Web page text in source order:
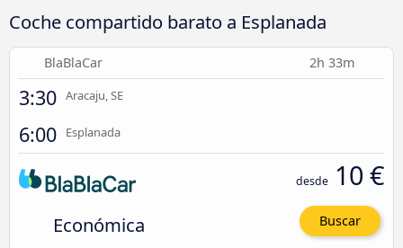
Coche compartido barato a Esplanada
BlaBlaCar 2h 33m
3:30 Aracaju, SE
6:00 Esplanada
Económica
desde 10 €
Buscar